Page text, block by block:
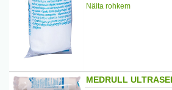
Näita rohkem
MEDRULL